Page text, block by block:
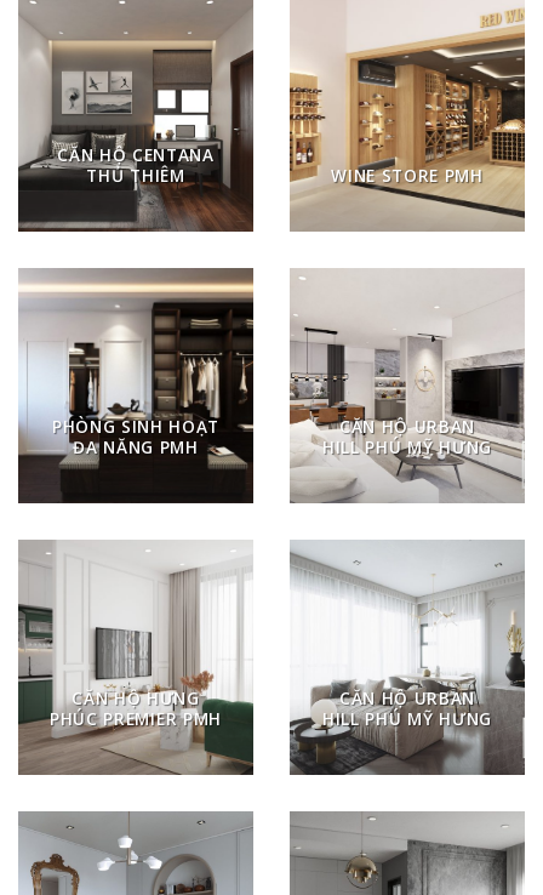
CĂN HỘ CENTANA
THỦ THIÊM
WINE STORE PMH
PHÒNG SINH HOẠT
ĐA NĂNG PMH
CĂN HỘ URBAN
HILL PHÚ MỸ HƯNG
CĂN HỘ HƯNG
PHÚC PREMIER PMH
CĂN HỘ URBAN
HILL PHÚ MỸ HƯNG